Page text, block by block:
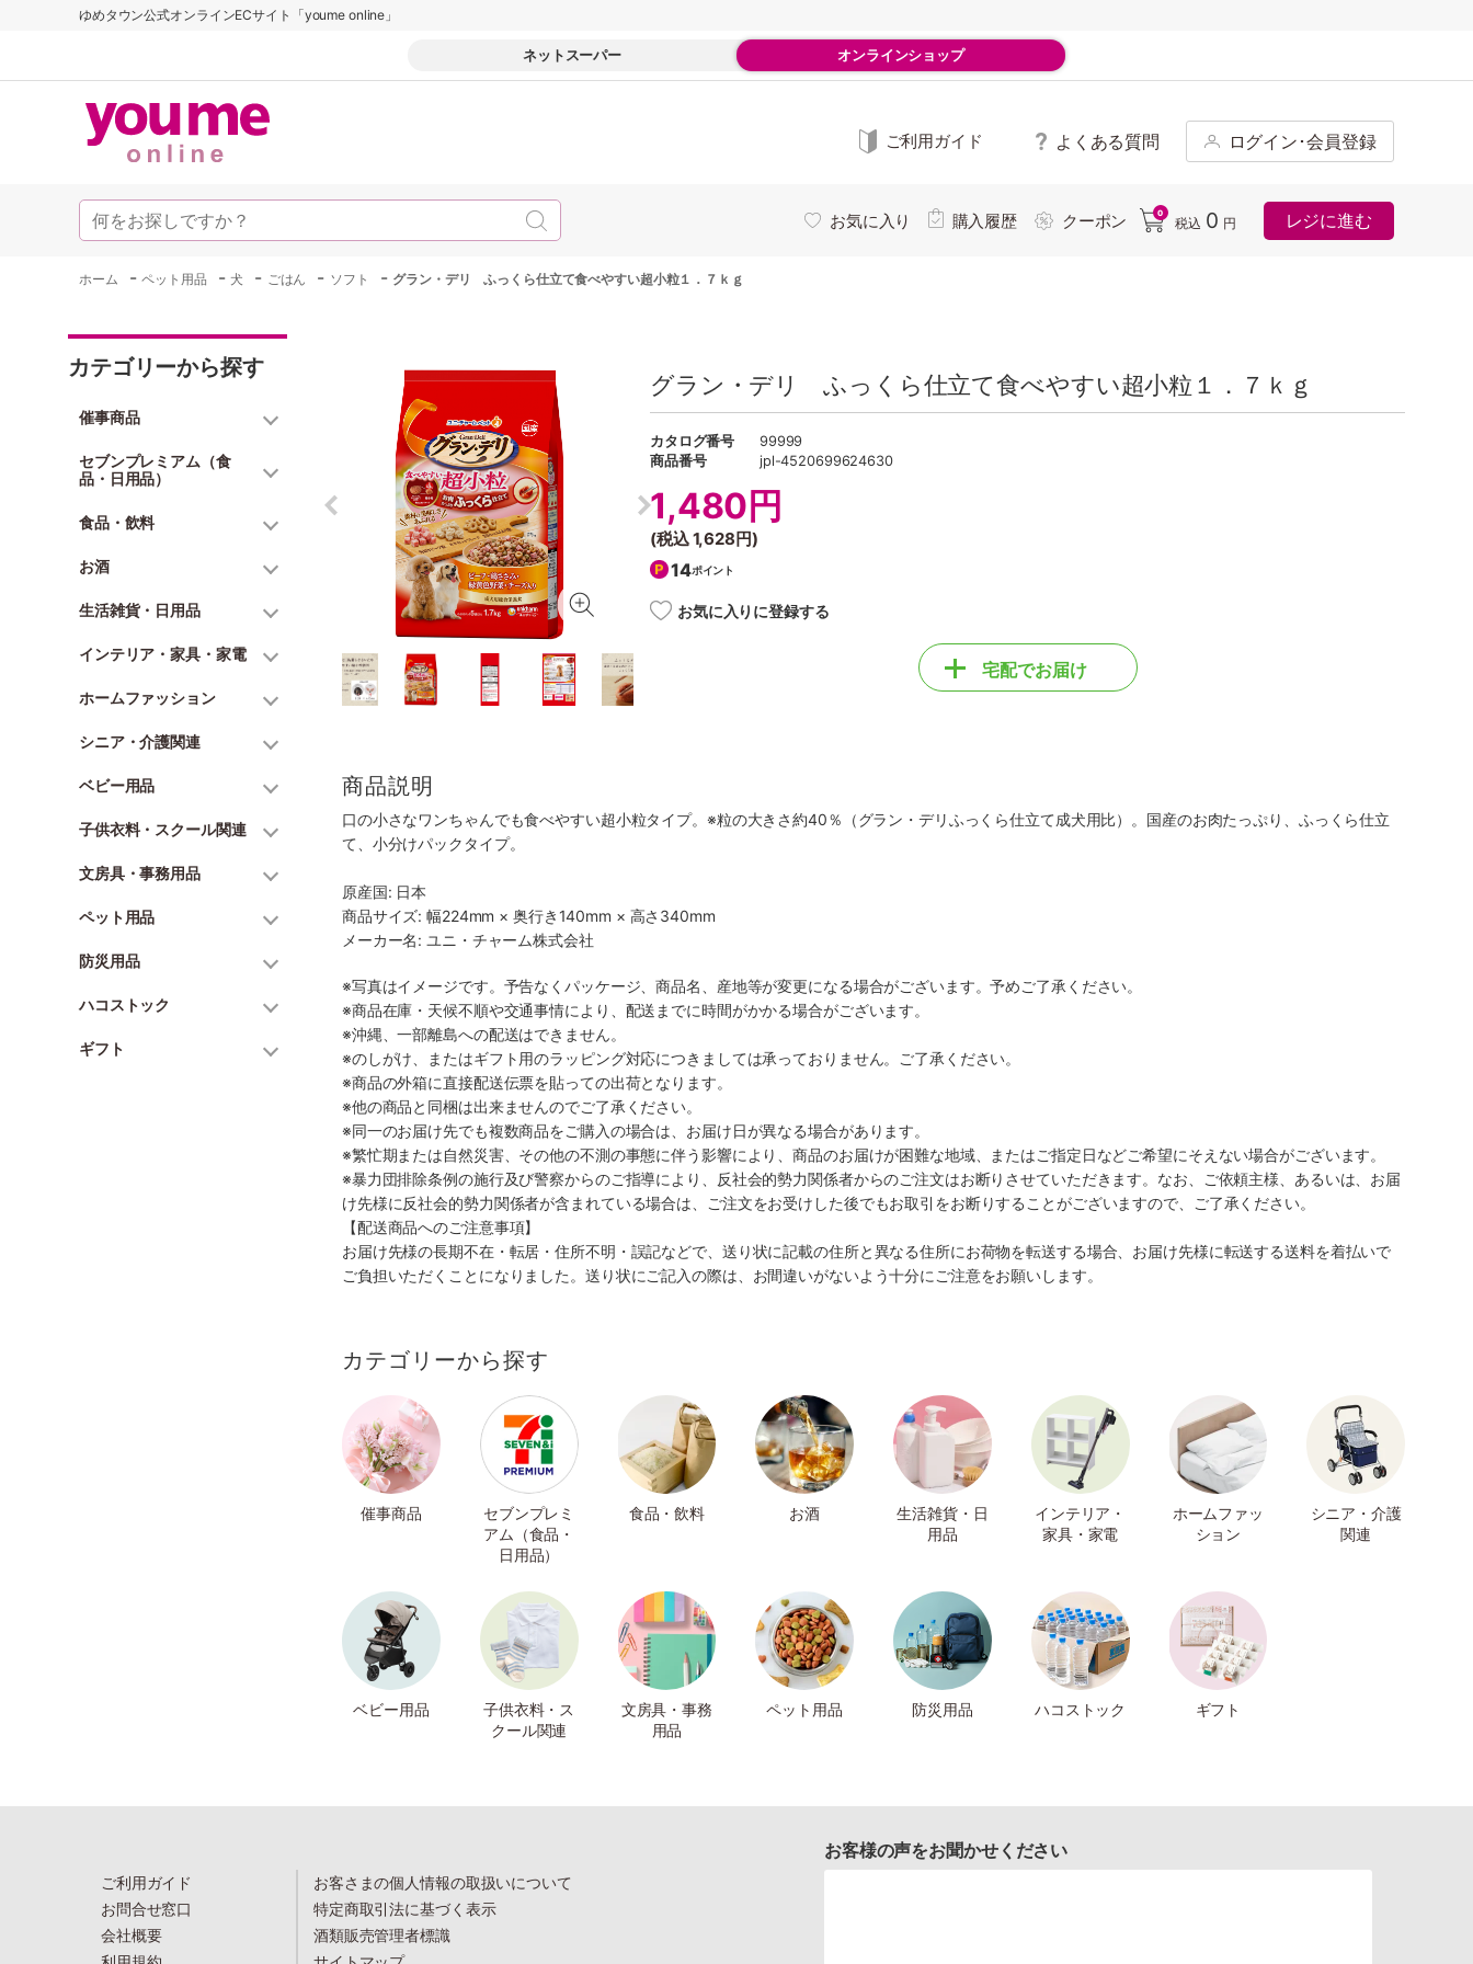
ゆめタウン公式オンラインECサイト「youme online」
ネットスーパー オンラインショップ
ご利用ガイド よくある質問 ログイン･会員登録
お気に入り 購入履歴 クーポン 0
税込 0 円 レジに進む
ホーム -ペット用品 -犬 - ごはん - ソフト - グラン・デリ ふっくら仕立て食べやすい超小粒１．７ｋｇ
カテゴリーから探す
催事商品
セブンプレミアム（食
品・日用品）
食品・飲料
お酒
生活雑貨・日用品
インテリア・家具・家電
ホームファッション
シニア・介護関連
ベビー用品
子供衣料・スクール関連
文房具・事務用品
ペット用品
防災用品
ハコストック
ギフト
グラン・デリ ふっくら仕立て食べやすい超小粒１．７ｋｇ
カタログ番号
99999
商品番号
jpl-4520699624630
1,480円
(税込1,628円)
14ポイント
お気に入りに登録する
宅配でお届け
商品説明
口の小さなワンちゃんでも食べやすい超小粒タイプ。※粒の大きさ約40％（グラン・デリふっくら仕立て成犬用比）。国産のお肉たっぷり、ふっくら仕立
て、小分けパックタイプ。
原産国: 日本
商品サイズ: 幅224mm × 奥行き140mm × 高さ340mm
メーカー名: ユニ・チャーム株式会社
※写真はイメージです。予告なくパッケージ、商品名、産地等が変更になる場合がございます。予めご了承ください。
※商品在庫・天候不順や交通事情により、配送までに時間がかかる場合がございます。
※沖縄、一部離島への配送はできません。
※のしがけ、またはギフト用のラッピング対応につきましては承っておりません。ご了承ください。
※商品の外箱に直接配送伝票を貼っての出荷となります。
※他の商品と同梱は出来ませんのでご了承ください。
※同一のお届け先でも複数商品をご購入の場合は、お届け日が異なる場合があります。
※繁忙期または自然災害、その他の不測の事態に伴う影響により、商品のお届けが困難な地域、またはご指定日などご希望にそえない場合がございます。
※暴力団排除条例の施行及び警察からのご指導により、反社会的勢力関係者からのご注文はお断りさせていただきます。なお、ご依頼主様、あるいは、お届
け先様に反社会的勢力関係者が含まれている場合は、ご注文をお受けした後でもお取引をお断りすることがございますので、ご了承ください。
【配送商品へのご注意事項】
お届け先様の長期不在・転居・住所不明・誤記などで、送り状に記載の住所と異なる住所にお荷物を転送する場合、お届け先様に転送する送料を着払いで
ご負担いただくことになりました。送り状にご記入の際は、お間違いがないよう十分にご注意をお願いします。
カテゴリーから探す
催事商品
セブンプレミ
アム（食品・
日用品）
食品・飲料 お酒
生活雑貨・日
用品
インテリア・
家具・家電
ホームファッ
ション
シニア・介護
関連
ベビー用品
子供衣料・ス
クール関連
文房具・事務
用品
ペット用品 防災用品 ハコストック ギフト
ご利用ガイド
お問合せ窓口
会社概要
お客さまの個人情報の取扱いについて
特定商取引法に基づく表示
酒類販売管理者標識
お客様の声をお聞かせください